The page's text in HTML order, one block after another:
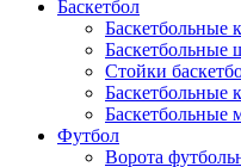
Баскетбол
Баскетбольные
Стойки
Баскетбольные
Баскетбольные
Футбол
Ворота